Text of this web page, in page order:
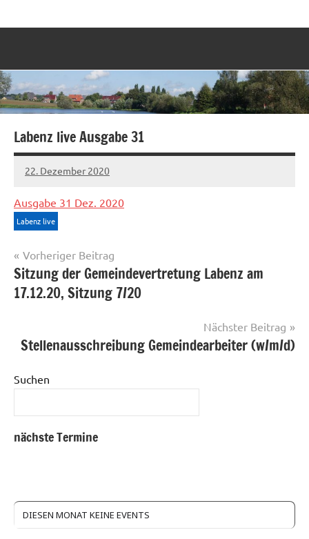
InhaltLabenz
sich
vor
Labenz live Ausgabe 31
22. Dezember 2020
Sven
Ausgabe 31 Dez. 2020
Labenz live
Beitragsnavigation
Vorheriger Beitrag
Sitzung der Gemeindevertretung Labenz am
17.12.20, Sitzung 7/20
Nächster Beitrag
Stellenausschreibung Gemeindearbeiter (w/m/d)
Suchen
nächste Termine
DIESEN MONAT KEINE EVENTS